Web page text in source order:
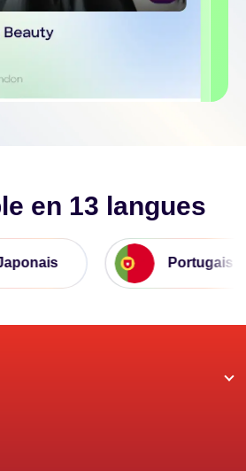
en 13 langues
Portugais